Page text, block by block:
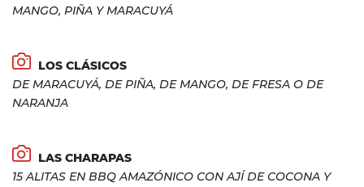
MANGO, PIÑA Y MARACUYÁ
LOS CLÁSICOS
DE MARACUYÁ, DE PIÑA, DE MANGO, DE FRESA O DE
NARANJA
LAS CHARAPAS
15 ALITAS EN BBQ AMAZÓNICO CON AJÍ DE COCONA Y